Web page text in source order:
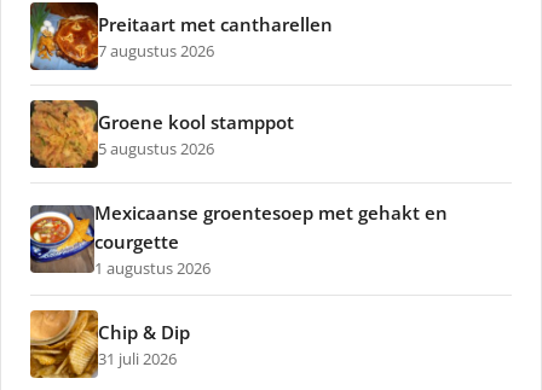
Preitaart met cantharellen
7 augustus 2026
Groene kool stamppot
5 augustus 2026
Mexicaanse groentesoep met gehakt en
courgette
1 augustus 2026
Chip & Dip
31 juli 2026